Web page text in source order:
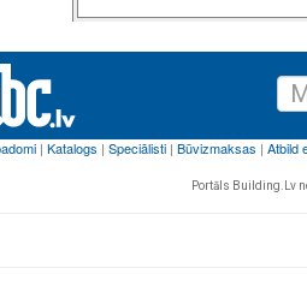
Portāls Building.Lv